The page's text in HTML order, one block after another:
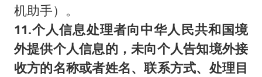
机助手）。
11.个人信息处理者向中华人民共和国境
外提供个人信息的，未向个人告知境外接
收方的名称或者姓名、联系方式、处理目